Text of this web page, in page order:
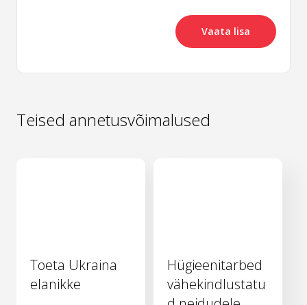
Vaata lisa
Teised annetusvõimalused
Toeta Ukraina
elanikke
Hügieenitarbed
vähekindlustatu